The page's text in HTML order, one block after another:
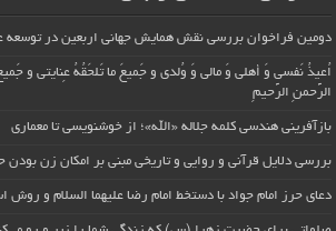
دومین فراخوان بررسی نقش همایش جهانی اربعین در توسعه
اُعیذُ نَفسی وَ أهلی وَ مالی وَ وُلدی و جَمیعَ ما تَلحَقُهُ عِنایتی و
الرَّحمنِ الرَّحیمِ
بازآفرینی هندسی کلمه جلاله «الله»؛ از خوشنویسی تا معماری
بررسی دلایل قرآنی و روایی و تاریخی مبنی بر امکان زن
دعای حرز امام جواد با دستخط امام رضا علیهما السلام و روش